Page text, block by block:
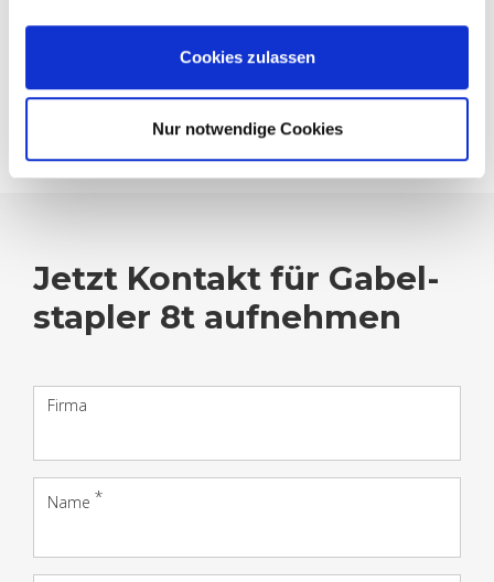
Cookies zulassen
Nur notwendige Cookies
Jetzt Kon­takt für Ga­bel­
stap­ler 8t auf­neh­men
Firma
Name